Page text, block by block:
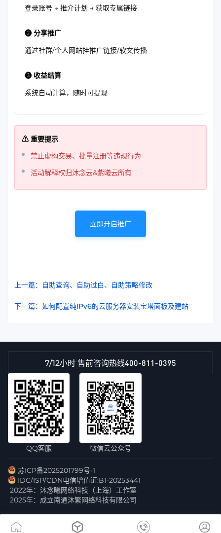
登录账号 → 推介计划 → 获取专属链接
❷ 分享推广
通过社群/个人网站挂推广链接/软文传播
❸ 收益结算
系统自动计算，随时可提现
⚠ 重要提示
禁止虚构交易、批量注册等违规行为
活动解释权归沐念云&紫曦云所有
立即开启推广
上一篇：自助查询、自助过白、自助策略修改
下一篇：如何配置纯IPv6的云服务器安装宝塔面板及建站
7/12小时 售前咨询热线400-811-0395
QQ客服 微信云公众号
苏ICP备2025201799号-1
IDC/ISP/CDN电信增值证:B1-20253441
2022年：沐念曦网络科技（上海）工作室
2025年：成立南通沐繁网络科技有限公司